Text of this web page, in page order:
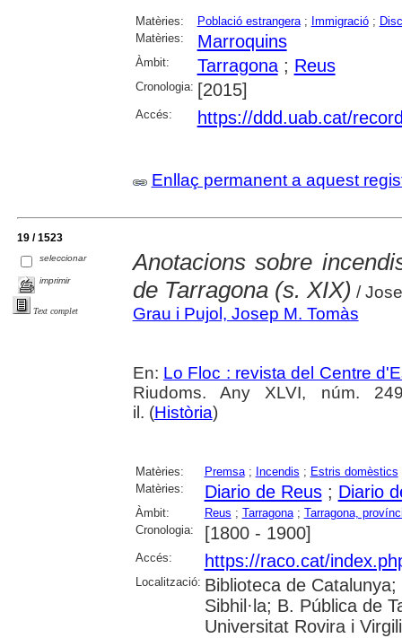
Matèries: Població estrangera; Immigració;
Matèries:
Marroquins
Àmbit: Tarragona; Reus
Cronologia: [2015]
Accés: https://ddd.uab.cat/
Enllaç permanent a aquest
19 / 1523
seleccionar
imprimir
Text complet
Anotacions sobre
de Tarragona (s. XIX) /
Grau i Pujol, Josep M. Tomàs
En: Lo Floc : revista del Centre
Riudoms. Any XLVI, núm.
il. (Història)
Matèries: Premsa; Incendis ; Estris domèstics
Matèries:
Diario de Reus; Diario
Àmbit: Reus ; Tarragona; Tarragona,
Cronologia:
[1800 - 1900]
Accés: https://raco.cat/
Localització: Biblioteca de
Sibhil·la; B. Pública de
Universitat Rovira i Virgili